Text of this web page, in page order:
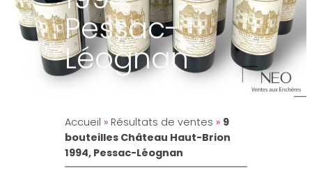
Pessac-
Léognan
Accueil » Résultats de ventes » 9
bouteilles Château Haut-Brion
1994, Pessac-Léognan